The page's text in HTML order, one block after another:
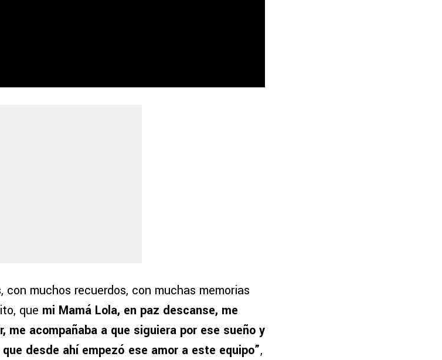
con muchos recuerdos, con muchas memorias
que mi Mamá Lola, en paz descanse, me
me acompañaba a que siguiera por ese sueño y
desde ahí empezó ese amor a este equipo”,